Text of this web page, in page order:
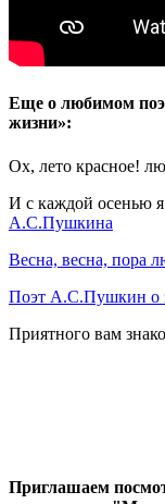
Еще о любимом
жизни»:
Ох, лето красное!
И с каждой осенью
А.С.Пушкина
Весна, весна, пора
Поэт А.С.Пушкин о
Приятного вам
Приглашаем